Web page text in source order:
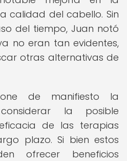
calidad del cabello. Sin
del tiempo, Juan notó
no eran tan evidentes,
otras alternativas de
de manifiesto la
la posible
de las terapias
plazo. Si bien estos
ofrecer beneficios